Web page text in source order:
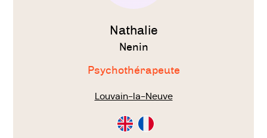
Nathalie
Nenin
Psychothérapeute
Louvain-la-Neuve
Consultation
en
Consultation
en